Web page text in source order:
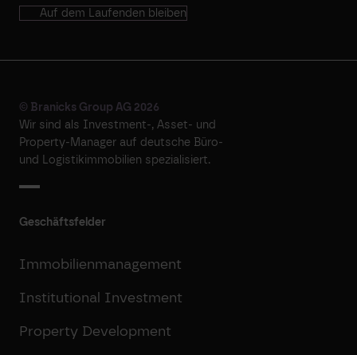
Auf dem Laufenden bleiben
© Branicks Group AG 2026
Wir sind als ­Investment-, ­Asset- und
­Property-Manager auf deutsche ­Büro-
und Logistikimmobilien spezialisiert.
Geschäftsfelder
Immobilienmanagement
Institutional Investment
Property Development